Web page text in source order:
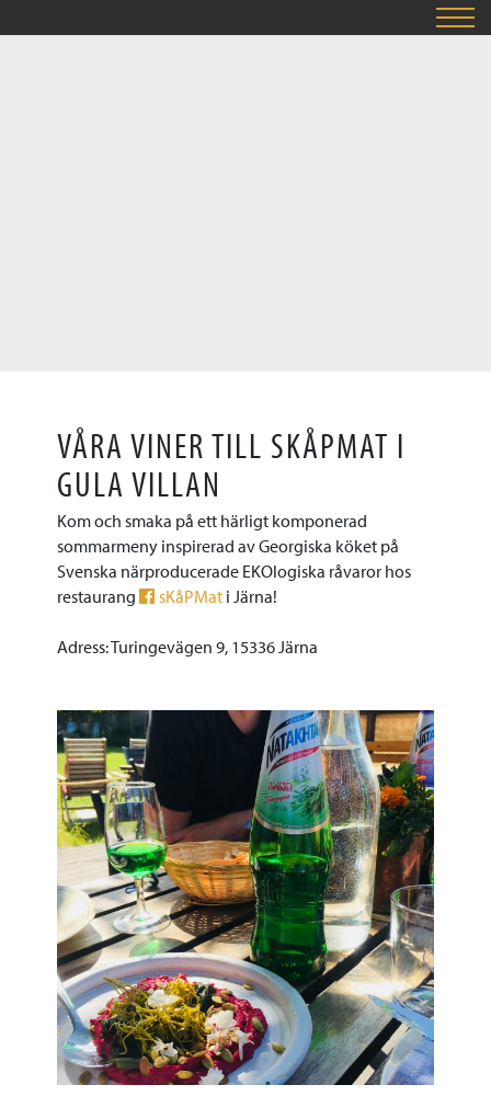
VÅRA VINER TILL SKÅPMAT I
GULA VILLAN
Kom och smaka på ett härligt komponerad
sommarmeny inspirerad av Georgiska köket på
Svenska närproducerade EKOlogiska råvaror hos
restaurang
sKåPMat i Järna!
Adress: Turingevägen 9, 15336 Järna